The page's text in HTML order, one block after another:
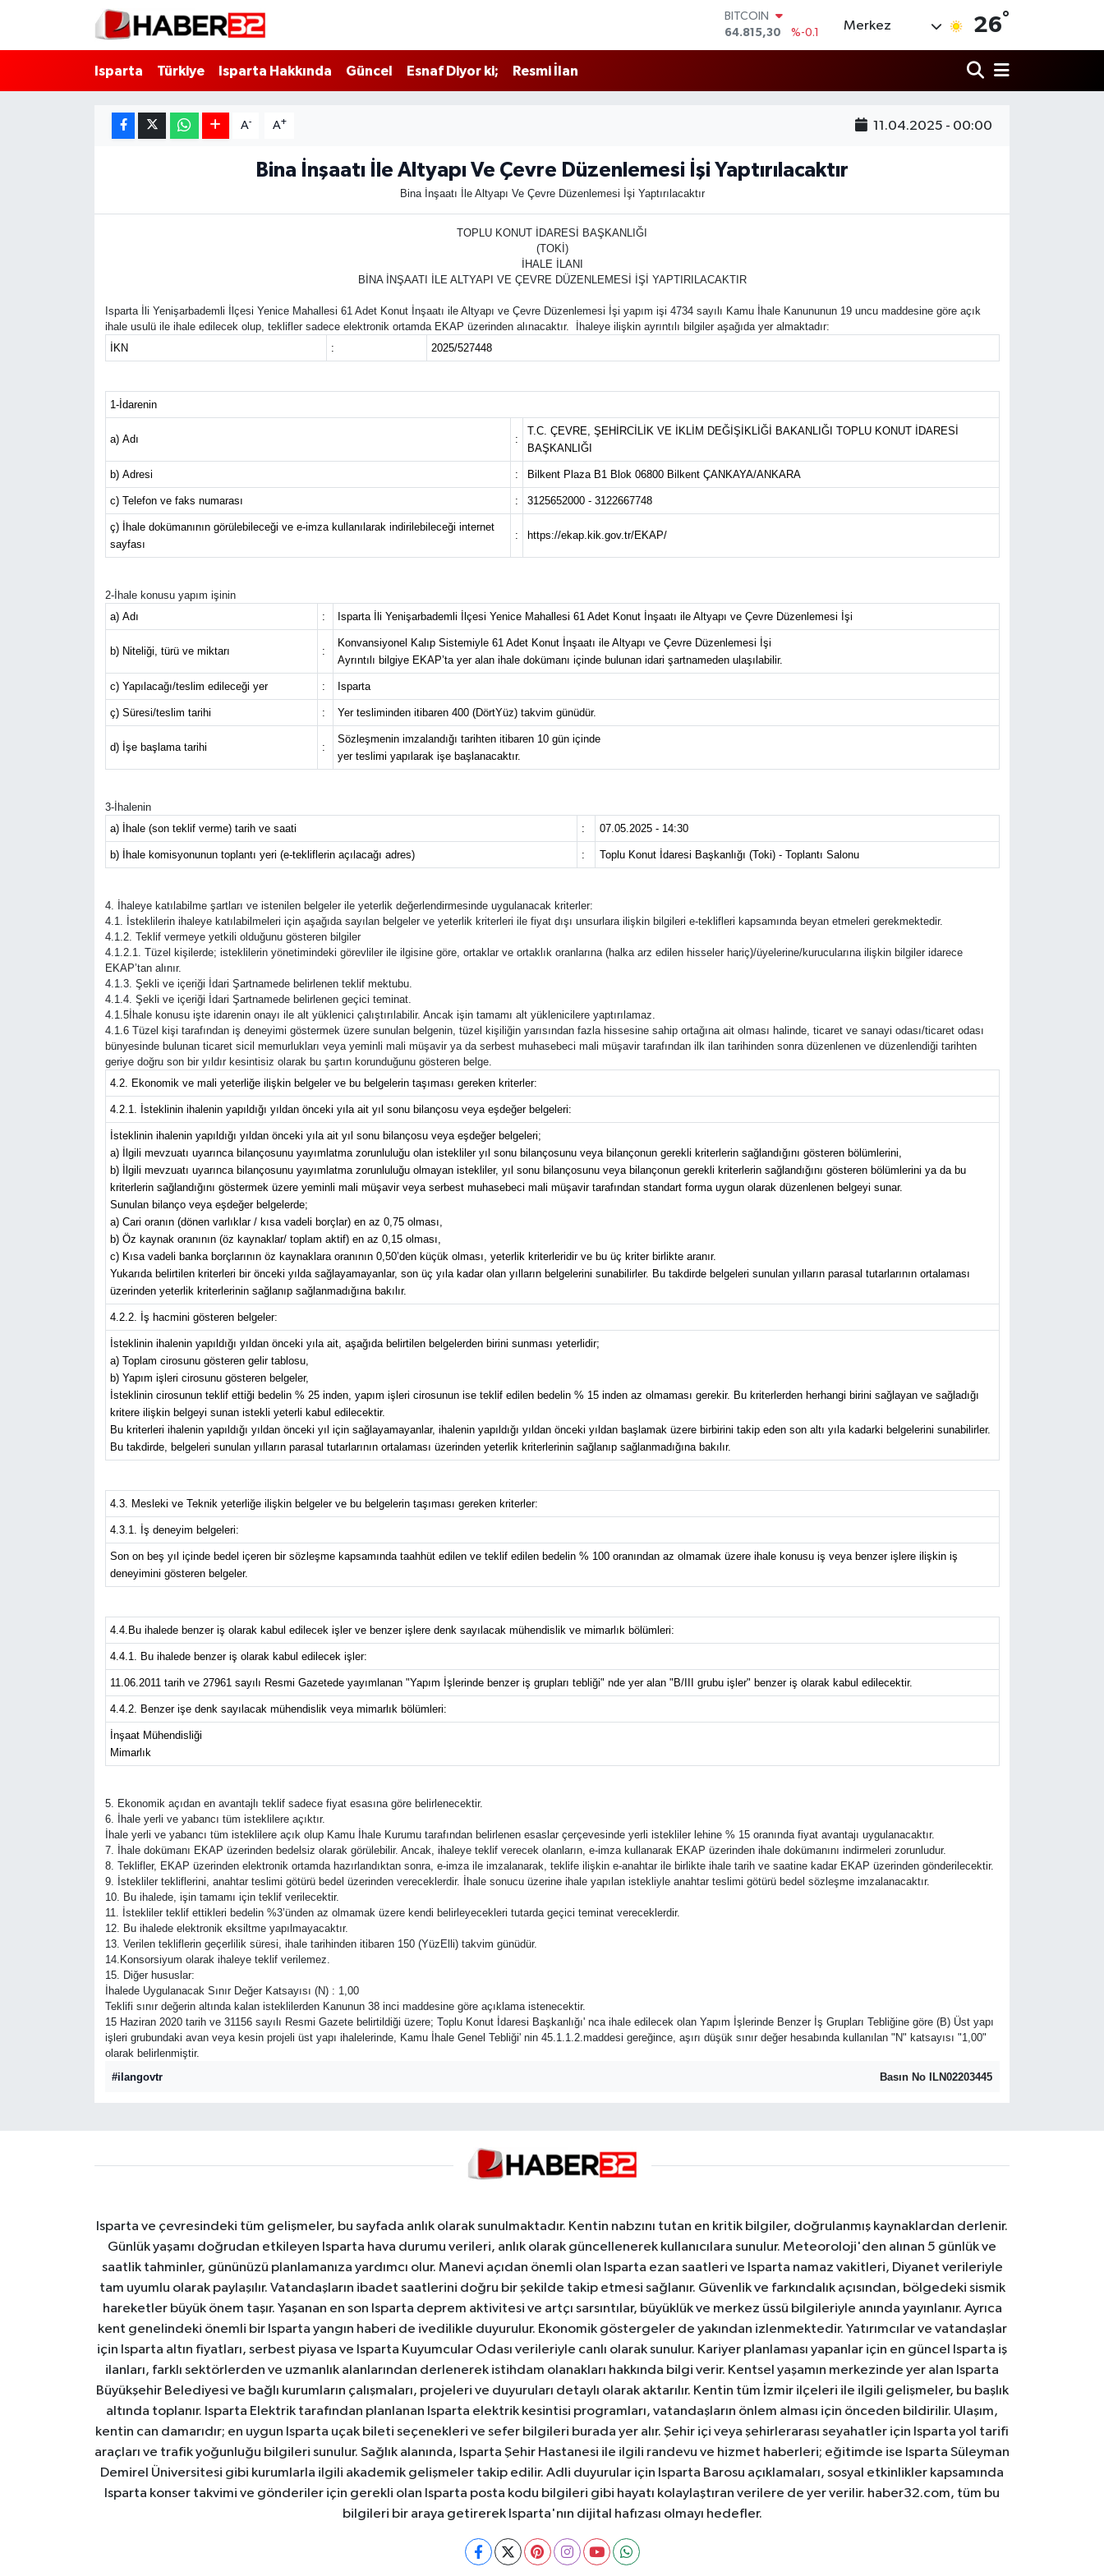
BITCOIN
64.815,30
%-0.1
DOLAR
6660.55
%0
BİST100
Merkez 26°
Isparta Türkiye Isparta Hakkında Güncel Esnaf Diyor ki; Resmi İlan
A- A+ 11.04.2025 - 00:00
Bina İnşaatı İle Altyapı Ve Çevre Düzenlemesi İşi Yaptırılacaktır
Bina İnşaatı İle Altyapı Ve Çevre Düzenlemesi İşi Yaptırılacaktır
TOPLU KONUT İDARESİ BAŞKANLIĞI
(TOKİ)
İHALE İLANI
BİNA İNŞAATI İLE ALTYAPI VE ÇEVRE DÜZENLEMESİ İŞİ YAPTIRILACAKTIR
Isparta İli Yenişarbademli İlçesi Yenice Mahallesi 61 Adet Konut İnşaatı ile Altyapı ve Çevre Düzenlemesi İşi yapım işi 4734 sayılı Kamu İhale Kanununun 19 uncu maddesine göre açık
ihale usulü ile ihale edilecek olup, teklifler sadece elektronik ortamda EKAP üzerinden alınacaktır. İhaleye ilişkin ayrıntılı bilgiler aşağıda yer almaktadır:
İKN
: 2025/527448
1-İdarenin
a) Adı :
T.C. ÇEVRE, ŞEHİRCİLİK VE İKLİM DEĞİŞİKLİĞİ BAKANLIĞI TOPLU KONUT İDARESİ
BAŞKANLIĞI
b) Adresi : Bilkent Plaza B1 Blok 06800 Bilkent ÇANKAYA/ANKARA
c) Telefon ve faks numarası : 3125652000 - 3122667748
ç) İhale dokümanının görülebileceği ve e-imza kullanılarak indirilebileceği internet
sayfası
: https://ekap.kik.gov.tr/EKAP/
2-İhale konusu yapım işinin
a) Adı
: Isparta İli Yenişarbademli İlçesi Yenice Mahallesi 61 Adet Konut İnşaatı ile Altyapı ve Çevre Düzenlemesi İşi
b) Niteliği, türü ve miktarı :
Konvansiyonel Kalıp Sistemiyle 61 Adet Konut İnşaatı ile Altyapı ve Çevre Düzenlemesi İşi
Ayrıntılı bilgiye EKAP’ta yer alan ihale dokümanı içinde bulunan idari şartnameden ulaşılabilir.
c) Yapılacağı/teslim edileceği yer : Isparta
ç) Süresi/teslim tarihi : Yer tesliminden itibaren 400 (DörtYüz) takvim günüdür.
d) İşe başlama tarihi :
Sözleşmenin imzalandığı tarihten itibaren 10 gün içinde
yer teslimi yapılarak işe başlanacaktır.
3-İhalenin
a) İhale (son teklif verme) tarih ve saati
: 07.05.2025 - 14:30
b) İhale komisyonunun toplantı yeri (e-tekliflerin açılacağı adres) : Toplu Konut İdaresi Başkanlığı (Toki) - Toplantı Salonu
4. İhaleye katılabilme şartları ve istenilen belgeler ile yeterlik değerlendirmesinde uygulanacak kriterler:
4.1. İsteklilerin ihaleye katılabilmeleri için aşağıda sayılan belgeler ve yeterlik kriterleri ile fiyat dışı unsurlara ilişkin bilgileri e-teklifleri kapsamında beyan etmeleri gerekmektedir.
4.1.2. Teklif vermeye yetkili olduğunu gösteren bilgiler
4.1.2.1. Tüzel kişilerde; isteklilerin yönetimindeki görevliler ile ilgisine göre, ortaklar ve ortaklık oranlarına (halka arz edilen hisseler hariç)/üyelerine/kurucularına ilişkin bilgiler idarece
EKAP’tan alınır.
4.1.3. Şekli ve içeriği İdari Şartnamede belirlenen teklif mektubu.
4.1.4. Şekli ve içeriği İdari Şartnamede belirlenen geçici teminat.
4.1.5İhale konusu işte idarenin onayı ile alt yüklenici çalıştırılabilir. Ancak işin tamamı alt yüklenicilere yaptırılamaz.
4.1.6 Tüzel kişi tarafından iş deneyimi göstermek üzere sunulan belgenin, tüzel kişiliğin yarısından fazla hissesine sahip ortağına ait olması halinde, ticaret ve sanayi odası/ticaret odası
bünyesinde bulunan ticaret sicil memurlukları veya yeminli mali müşavir ya da serbest muhasebeci mali müşavir tarafından ilk ilan tarihinden sonra düzenlenen ve düzenlendiği tarihten
geriye doğru son bir yıldır kesintisiz olarak bu şartın korunduğunu gösteren belge.
4.2. Ekonomik ve mali yeterliğe ilişkin belgeler ve bu belgelerin taşıması gereken kriterler:
4.2.1. İsteklinin ihalenin yapıldığı yıldan önceki yıla ait yıl sonu bilançosu veya eşdeğer belgeleri:
İsteklinin ihalenin yapıldığı yıldan önceki yıla ait yıl sonu bilançosu veya eşdeğer belgeleri;
a) İlgili mevzuatı uyarınca bilançosunu yayımlatma zorunluluğu olan istekliler yıl sonu bilançosunu veya bilançonun gerekli kriterlerin sağlandığını gösteren bölümlerini,
b) İlgili mevzuatı uyarınca bilançosunu yayımlatma zorunluluğu olmayan istekliler, yıl sonu bilançosunu veya bilançonun gerekli kriterlerin sağlandığını gösteren bölümlerini ya da bu
kriterlerin sağlandığını göstermek üzere yeminli mali müşavir veya serbest muhasebeci mali müşavir tarafından standart forma uygun olarak düzenlenen belgeyi sunar.
Sunulan bilanço veya eşdeğer belgelerde;
a) Cari oranın (dönen varlıklar / kısa vadeli borçlar) en az 0,75 olması,
b) Öz kaynak oranının (öz kaynaklar/ toplam aktif) en az 0,15 olması,
c) Kısa vadeli banka borçlarının öz kaynaklara oranının 0,50’den küçük olması, yeterlik kriterleridir ve bu üç kriter birlikte aranır.
Yukarıda belirtilen kriterleri bir önceki yılda sağlayamayanlar, son üç yıla kadar olan yılların belgelerini sunabilirler. Bu takdirde belgeleri sunulan yılların parasal tutarlarının ortalaması
üzerinden yeterlik kriterlerinin sağlanıp sağlanmadığına bakılır.
4.2.2. İş hacmini gösteren belgeler:
İsteklinin ihalenin yapıldığı yıldan önceki yıla ait, aşağıda belirtilen belgelerden birini sunması yeterlidir;
a) Toplam cirosunu gösteren gelir tablosu,
b) Yapım işleri cirosunu gösteren belgeler,
İsteklinin cirosunun teklif ettiği bedelin % 25 inden, yapım işleri cirosunun ise teklif edilen bedelin % 15 inden az olmaması gerekir. Bu kriterlerden herhangi birini sağlayan ve sağladığı
kritere ilişkin belgeyi sunan istekli yeterli kabul edilecektir.
Bu kriterleri ihalenin yapıldığı yıldan önceki yıl için sağlayamayanlar, ihalenin yapıldığı yıldan önceki yıldan başlamak üzere birbirini takip eden son altı yıla kadarki belgelerini sunabilirler.
Bu takdirde, belgeleri sunulan yılların parasal tutarlarının ortalaması üzerinden yeterlik kriterlerinin sağlanıp sağlanmadığına bakılır.
4.3. Mesleki ve Teknik yeterliğe ilişkin belgeler ve bu belgelerin taşıması gereken kriterler:
4.3.1. İş deneyim belgeleri:
Son on beş yıl içinde bedel içeren bir sözleşme kapsamında taahhüt edilen ve teklif edilen bedelin % 100 oranından az olmamak üzere ihale konusu iş veya benzer işlere ilişkin iş
deneyimini gösteren belgeler.
4.4.Bu ihalede benzer iş olarak kabul edilecek işler ve benzer işlere denk sayılacak mühendislik ve mimarlık bölümleri:
4.4.1. Bu ihalede benzer iş olarak kabul edilecek işler:
11.06.2011 tarih ve 27961 sayılı Resmi Gazetede yayımlanan "Yapım İşlerinde benzer iş grupları tebliği" nde yer alan "B/III grubu işler" benzer iş olarak kabul edilecektir.
4.4.2. Benzer işe denk sayılacak mühendislik veya mimarlık bölümleri:
İnşaat Mühendisliği
Mimarlık
5. Ekonomik açıdan en avantajlı teklif sadece fiyat esasına göre belirlenecektir.
6. İhale yerli ve yabancı tüm isteklilere açıktır.
İhale yerli ve yabancı tüm isteklilere açık olup Kamu İhale Kurumu tarafından belirlenen esaslar çerçevesinde yerli istekliler lehine % 15 oranında fiyat avantajı uygulanacaktır.
7. İhale dokümanı EKAP üzerinden bedelsiz olarak görülebilir. Ancak, ihaleye teklif verecek olanların, e-imza kullanarak EKAP üzerinden ihale dokümanını indirmeleri zorunludur.
8. Teklifler, EKAP üzerinden elektronik ortamda hazırlandıktan sonra, e-imza ile imzalanarak, teklife ilişkin e-anahtar ile birlikte ihale tarih ve saatine kadar EKAP üzerinden gönderilecektir.
9. İstekliler tekliflerini, anahtar teslimi götürü bedel üzerinden vereceklerdir. İhale sonucu üzerine ihale yapılan istekliyle anahtar teslimi götürü bedel sözleşme imzalanacaktır.
10. Bu ihalede, işin tamamı için teklif verilecektir.
11. İstekliler teklif ettikleri bedelin %3’ünden az olmamak üzere kendi belirleyecekleri tutarda geçici teminat vereceklerdir.
12. Bu ihalede elektronik eksiltme yapılmayacaktır.
13. Verilen tekliflerin geçerlilik süresi, ihale tarihinden itibaren 150 (YüzElli) takvim günüdür.
14.Konsorsiyum olarak ihaleye teklif verilemez.
15. Diğer hususlar:
İhalede Uygulanacak Sınır Değer Katsayısı (N) : 1,00
Teklifi sınır değerin altında kalan isteklilerden Kanunun 38 inci maddesine göre açıklama istenecektir.
15 Haziran 2020 tarih ve 31156 sayılı Resmi Gazete belirtildiği üzere; Toplu Konut İdaresi Başkanlığı' nca ihale edilecek olan Yapım İşlerinde Benzer İş Grupları Tebliğine göre (B) Üst yapı
işleri grubundaki avan veya kesin projeli üst yapı ihalelerinde, Kamu İhale Genel Tebliği' nin 45.1.1.2.maddesi gereğince, aşırı düşük sınır değer hesabında kullanılan "N" katsayısı "1,00"
olarak belirlenmiştir.
#ilangovtr
Basın No ILN02203445
Isparta ve çevresindeki tüm gelişmeler, bu sayfada anlık olarak sunulmaktadır. Kentin nabzını tutan en kritik bilgiler, doğrulanmış kaynaklardan derlenir.
Günlük yaşamı doğrudan etkileyen Isparta hava durumu verileri, anlık olarak güncellenerek kullanıcılara sunulur. Meteoroloji'den alınan 5 günlük ve
saatlik tahminler, gününüzü planlamanıza yardımcı olur. Manevi açıdan önemli olan Isparta ezan saatleri ve Isparta namaz vakitleri, Diyanet verileriyle
tam uyumlu olarak paylaşılır. Vatandaşların ibadet saatlerini doğru bir şekilde takip etmesi sağlanır. Güvenlik ve farkındalık açısından, bölgedeki sismik
hareketler büyük önem taşır. Yaşanan en son Isparta deprem aktivitesi ve artçı sarsıntılar, büyüklük ve merkez üssü bilgileriyle anında yayınlanır. Ayrıca
kent genelindeki önemli bir Isparta yangın haberi de ivedilikle duyurulur. Ekonomik göstergeler de yakından izlenmektedir. Yatırımcılar ve vatandaşlar
için Isparta altın fiyatları, serbest piyasa ve Isparta Kuyumcular Odası verileriyle canlı olarak sunulur. Kariyer planlaması yapanlar için en güncel Isparta iş
ilanları, farklı sektörlerden ve uzmanlık alanlarından derlenerek istihdam olanakları hakkında bilgi verir. Kentsel yaşamın merkezinde yer alan Isparta
Büyükşehir Belediyesi ve bağlı kurumların çalışmaları, projeleri ve duyuruları detaylı olarak aktarılır. Kentin tüm İzmir ilçeleri ile ilgili gelişmeler, bu başlık
altında toplanır. Isparta Elektrik tarafından planlanan Isparta elektrik kesintisi programları, vatandaşların önlem alması için önceden bildirilir. Ulaşım,
kentin can damarıdır; en uygun Isparta uçak bileti seçenekleri ve sefer bilgileri burada yer alır. Şehir içi veya şehirlerarası seyahatler için Isparta yol tarifi
araçları ve trafik yoğunluğu bilgileri sunulur. Sağlık alanında, Isparta Şehir Hastanesi ile ilgili randevu ve hizmet haberleri; eğitimde ise Isparta Süleyman
Demirel Üniversitesi gibi kurumlarla ilgili akademik gelişmeler takip edilir. Adli duyurular için Isparta Barosu açıklamaları, sosyal etkinlikler kapsamında
Isparta konser takvimi ve gönderiler için gerekli olan Isparta posta kodu bilgileri gibi hayatı kolaylaştıran verilere de yer verilir. haber32.com, tüm bu
bilgileri bir araya getirerek Isparta'nın dijital hafızası olmayı hedefler.
HABERDE İNSAN
KÜLTÜR SANAT
MAGAZİN
POLİTİKA
RESMİ İLANLAR
Tarihi Yapılarımız
Teknoloji
Haber Arşivi